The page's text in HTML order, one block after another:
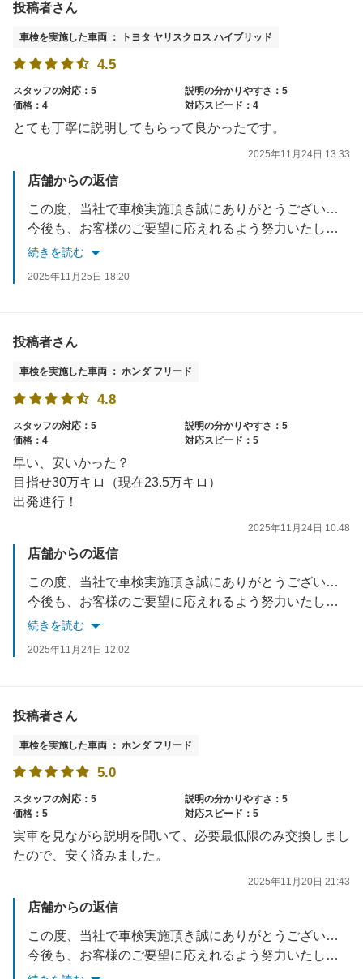
投稿者さん
車検を実施した車両 ： トヨタ ヤリスクロス ハイブリッド
4.5
スタッフの対応：5
説明の分かりやすさ：5
価格：4
対応スピード：4
とても丁寧に説明してもらって良かったです。
2025年11月24日 13:33
店舗からの返信
この度、当社で車検実施頂き誠にありがとうございました。
今後も、お客様のご要望に応えれるよう努力いたします。
お車でお困りごとがあれば、いつでもご相談ください。
続きを読む
2025年11月25日 18:20
投稿者さん
車検を実施した車両 ： ホンダ フリード
4.8
スタッフの対応：5
説明の分かりやすさ：5
価格：4
対応スピード：5
早い、安いかった？
目指せ30万キロ（現在23.5万キロ）
出発進行！
2025年11月24日 10:48
店舗からの返信
この度、当社で車検実施頂き誠にありがとうございました。
今後も、お客様のご要望に応えれるよう努力いたします。
お車でお困りごとがあれば、いつでもご相談ください。
続きを読む
2025年11月24日 12:02
投稿者さん
車検を実施した車両 ： ホンダ フリード
5.0
スタッフの対応：5
説明の分かりやすさ：5
価格：5
対応スピード：5
実車を見ながら説明を聞いて、必要最低限のみ交換しまし
たので、安く済みました。
2025年11月20日 21:43
店舗からの返信
この度、当社で車検実施頂き誠にありがとうございました。
今後も、お客様のご要望に応えれるよう努力いたします。
お車でお困りごとがあれば、いつでもご相談ください。